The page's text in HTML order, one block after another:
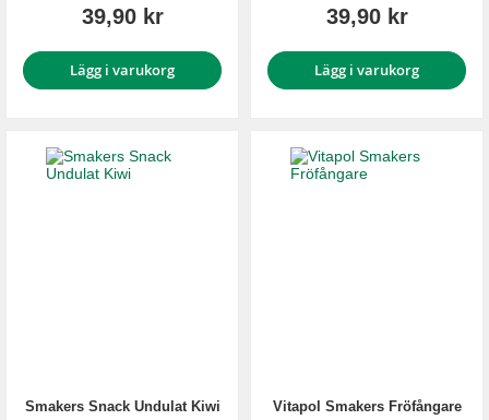
39,90 kr
Lägg i varukorg
39,90 kr
Lägg i varukorg
Smakers Snack Undulat Kiwi Vitapol Smakers Fröfångare